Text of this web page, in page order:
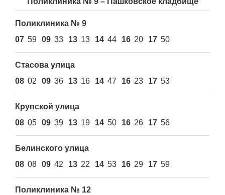
Поликлиника № 9
07 59 09 33 13 13 14 44 16 20 17 50
Стасова улица
08 02 09 36 13 16 14 47 16 23 17 53
Крупской улица
08 05 09 39 13 19 14 50 16 26 17 56
Белинского улица
08 08 09 42 13 22 14 53 16 29 17 59
Поликлиника № 12